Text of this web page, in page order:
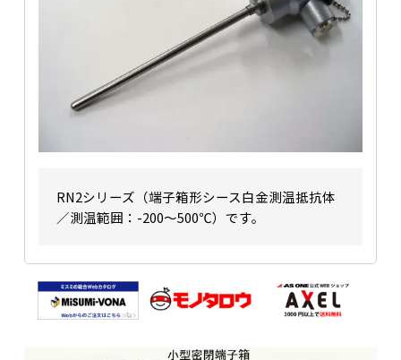
RN2シリーズ（端子箱形シース白金測温抵抗体
／測温範囲：-200〜500℃）です。